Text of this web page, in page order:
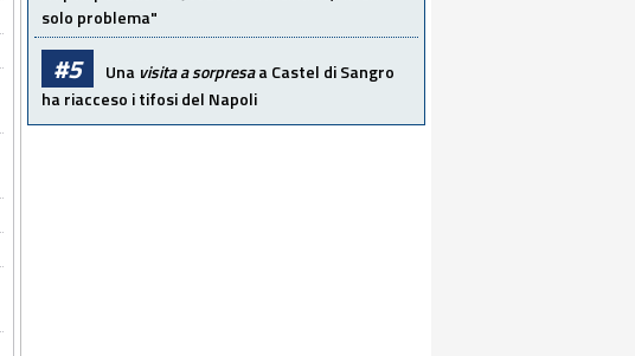
solo problema"
#5 Una visita a sorpresaa Castel di Sangro
ha riacceso i tifosi del Napoli